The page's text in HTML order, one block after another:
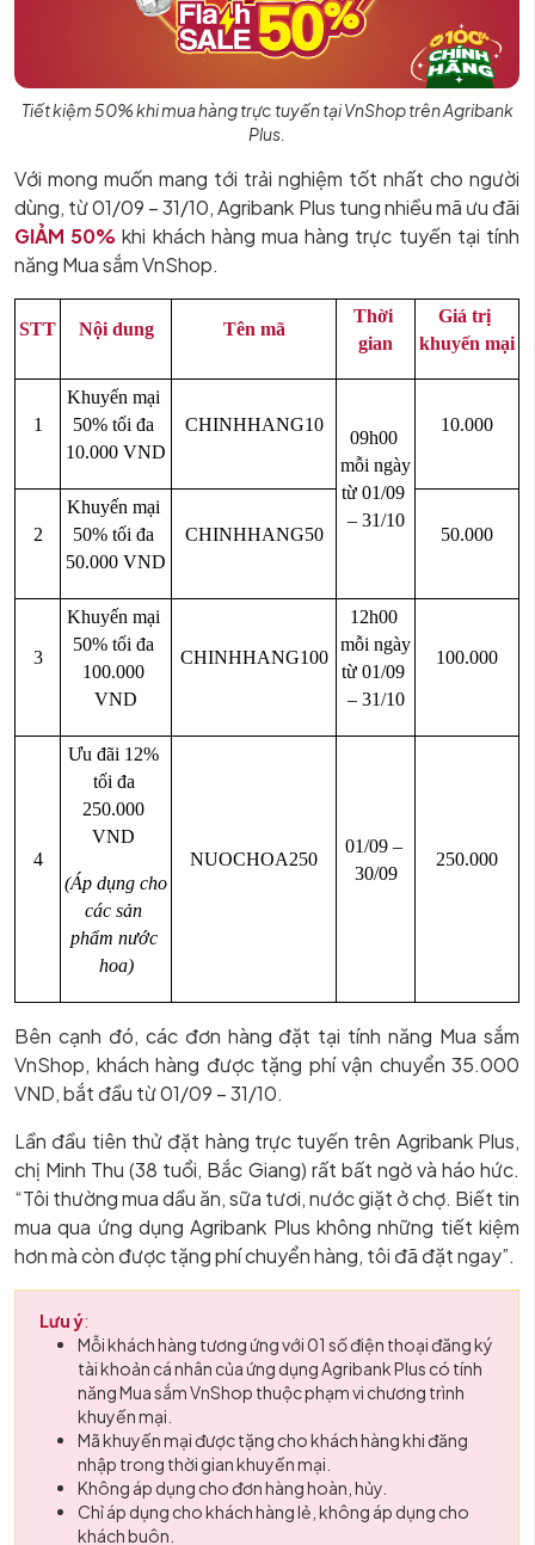
Tiết kiệm 50% khi mua hàng trực tuyến tại VnShop trên Agribank
Plus.
Với mong muốn mang tới trải nghiệm tốt nhất cho người
dùng, từ 01/09 – 31/10, Agribank Plus tung nhiều mã ưu đãi
GIẢM 50% khi khách hàng mua hàng trực tuyến tại tính
năng Mua sắm VnShop.
STT Nội dung Tên mã
Thời
gian
Giá trị
khuyến mại
1
Khuyến mại
50% tối đa
10.000 VND
CHINHHANG10
09h00
mỗi ngày
từ 01/09
– 31/10
10.000
2
Khuyến mại
50% tối đa
50.000 VND
CHINHHANG50 50.000
3
Khuyến mại
50% tối đa
100.000
VND
CHINHHANG100
12h00
mỗi ngày
từ 01/09
– 31/10
100.000
4
Ưu đãi 12%
tối đa
250.000
VND
(Áp dụng cho
các sản
phẩm nước
hoa)
NUOCHOA250
01/09 –
30/09
250.000
Bên cạnh đó, các đơn hàng đặt tại tính năng Mua sắm
VnShop, khách hàng được tặng phí vận chuyển 35.000
VND, bắt đầu từ 01/09 – 31/10.
Lần đầu tiên thử đặt hàng trực tuyến trên Agribank Plus,
chị Minh Thu (38 tuổi, Bắc Giang) rất bất ngờ và háo hức.
“Tôi thường mua dầu ăn, sữa tươi, nước giặt ở chợ. Biết tin
mua qua ứng dụng Agribank Plus không những tiết kiệm
hơn mà còn được tặng phí chuyển hàng, tôi đã đặt ngay”.
Lưu ý:
Mỗi khách hàng tương ứng với 01 số điện thoại đăng ký
tài khoản cá nhân của ứng dụng Agribank Plus có tính
năng Mua sắm VnShop thuộc phạm vi chương trình
khuyến mại.
Mã khuyến mại được tặng cho khách hàng khi đăng
nhập trong thời gian khuyến mại.
Không áp dụng cho đơn hàng hoàn, hủy.
Chỉ áp dụng cho khách hàng lẻ, không áp dụng cho
khách buôn.